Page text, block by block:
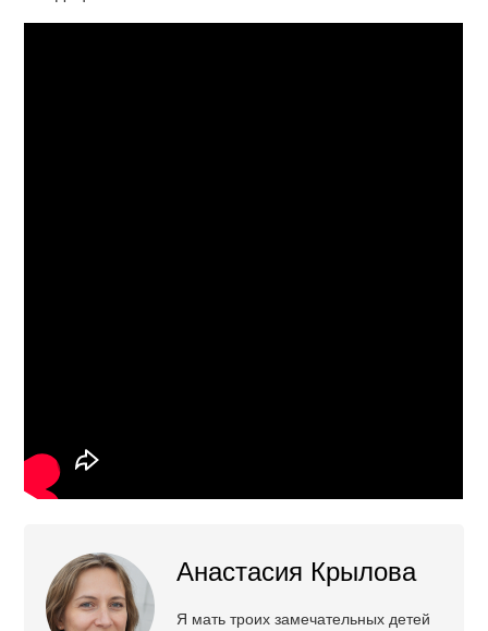
Анастасия Крылова
Я мать троих замечательных детей